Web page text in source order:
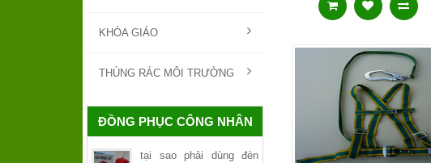
KHÓA GIÁO
THÙNG RÁC MÔI TRƯỜNG
ĐỒNG PHỤC CÔNG NHÂN
tại sao phải dùng đèn